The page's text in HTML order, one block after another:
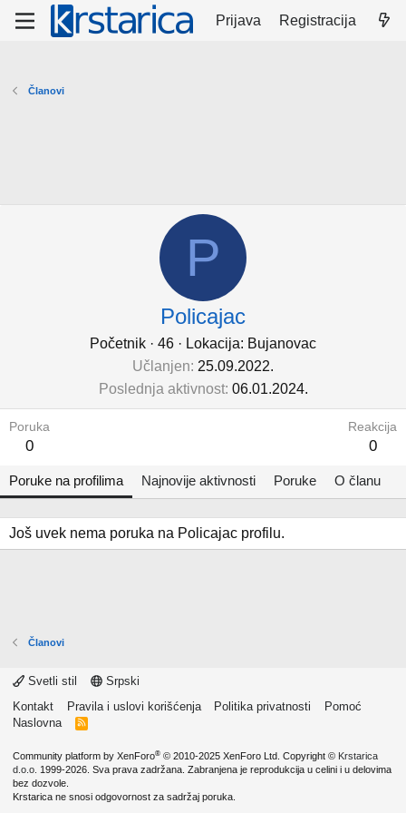
Prijava Registracija
Članovi
P
Policajac
Početnik · 46 · Lokacija: Bujanovac
Učlanjen 25.09.2022.
Poslednja aktivnost 06.01.2024.
Poruka
0
Reakcija
0
Poruke na profilima Najnovije aktivnosti Poruke O članu
Još uvek nema poruka na Policajac profilu.
Članovi
Svetli stil
Srpski
Kontakt
Pravila i uslovi korišćenja Politika privatnosti
Pomoć
Naslovna
R
Community platform by XenForo® © 2010-2025 XenForo Ltd. Copyright © Krstarica
d.o.o. 1999-2026. Sva prava zadržana. Zabranjena je reprodukcija u celini i u delovima
bez dozvole.
Krstarica ne snosi odgovornost za sadržaj poruka.